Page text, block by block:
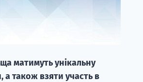
матимуть унікальну
а також взяти участь в